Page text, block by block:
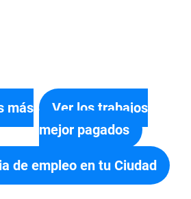
más
Ver los trabajos
mejor pagados
de empleo en tu Ciudad